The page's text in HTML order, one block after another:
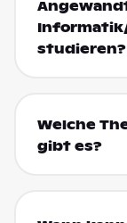
studieren?
Welche
gibt es?